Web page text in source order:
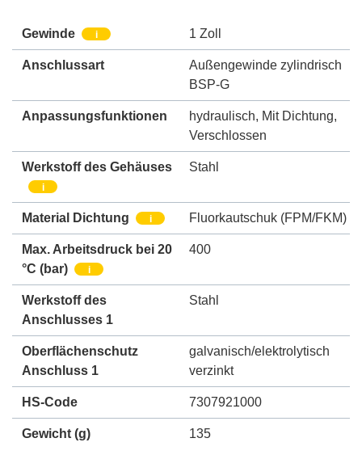
Gewinde i 1 Zoll
Anschlussart
Außengewinde zylindrisch
BSP-G
Anpassungsfunktionen hydraulisch, Mit Dichtung,
Verschlossen
Werkstoff des Gehäuses
i
Stahl
Material Dichtung i Fluorkautschuk (FPM/FKM)
Max. Arbeitsdruck bei 20
°C (bar)
i
400
Werkstoff des
Anschlusses 1
Stahl
Oberflächenschutz
Anschluss 1
galvanisch/elektrolytisch
verzinkt
HS-Code 7307921000
Gewicht (g) 135